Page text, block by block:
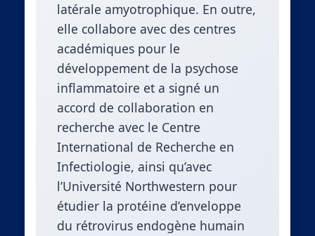
latérale amyotrophique. En outre,
elle collabore avec des centres
académiques pour le
développement de la psychose
inflammatoire et a signé un
accord de collaboration en
recherche avec le Centre
International de Recherche en
Infectiologie, ainsi qu’avec
l’Université Northwestern pour
étudier la protéine d’enveloppe
du rétrovirus endogène humain